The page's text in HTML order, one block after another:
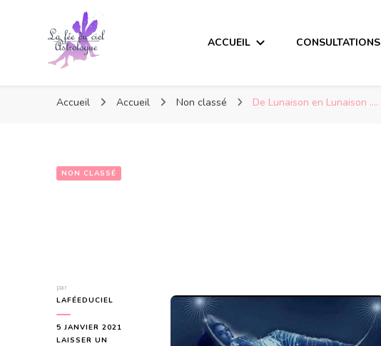
ACCUEIL CONSULTATIONS
Accueil Accueil Non classé De Lunaison en Lunaison ….
NON CLASSÉ
par
LAFÉEDUCIEL
5 JANVIER 2021
LAISSER UN